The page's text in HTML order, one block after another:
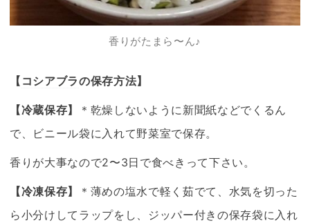
香りがたまら〜ん♪
【 コシアブラの保存方法】
【冷蔵保存】
＊乾燥しないように新聞紙などでくるん
で、ビニール袋に入れて野菜室で保存。
香りが大事なので2〜3日で食べきって下さい。
【冷凍保存】
＊薄めの塩水で軽く茹でて、水気を切った
ら小分けしてラップをし、ジッパー付きの保存袋に入れ